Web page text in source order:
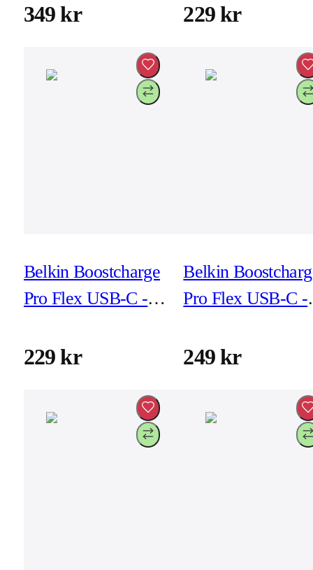
349 kr 229 kr
Belkin Boostcharge
Pro Flex USB-C -
229 kr
Belkin
Pro Flex USB-C -
249 kr